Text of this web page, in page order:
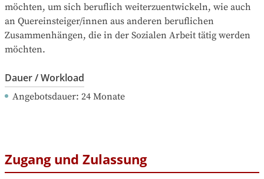
möchten, um sich beruflich weiterzuentwickeln, wie auch
an Quereinsteiger/innen aus anderen beruflichen
Zusammenhängen, die in der Sozialen Arbeit tätig werden
möchten.
Dauer / Workload
Angebotsdauer: 24 Monate
Zugang und Zulassung